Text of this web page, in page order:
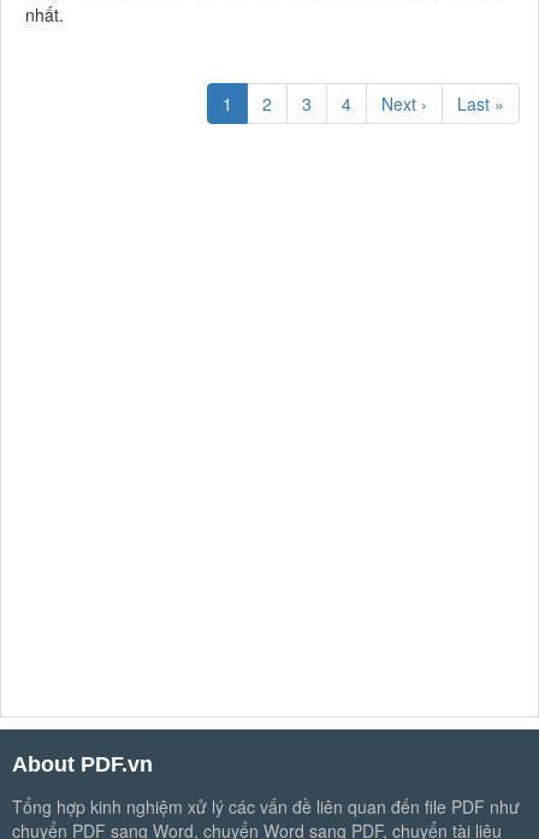
nhất.
1 2 3 4 Next › Last »
About PDF.vn
Tổng hợp kinh nghiệm xử lý các vấn đề liên quan đến file PDF như
chuyển PDF sang Word, chuyển Word sang PDF, chuyển tài liệu